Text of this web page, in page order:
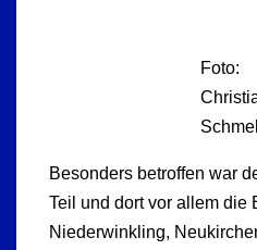
Foto:
Besonders betroffen war
Teil und dort vor allem die
Niederwinkling,